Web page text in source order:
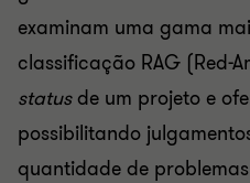
examinam uma gama
classificação RAG (Red-
statusde um projeto e
possibilitando
quantidade de